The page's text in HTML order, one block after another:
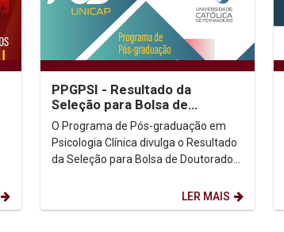
PPGPSI - Resultado da
Seleção para Bolsa de
Doutorado Sanduíche no
Exterior - PDSE
O Programa de Pós-graduação em
Psicologia Clínica divulga o Resultado
da Seleção para Bolsa de Doutorado
LER MAIS